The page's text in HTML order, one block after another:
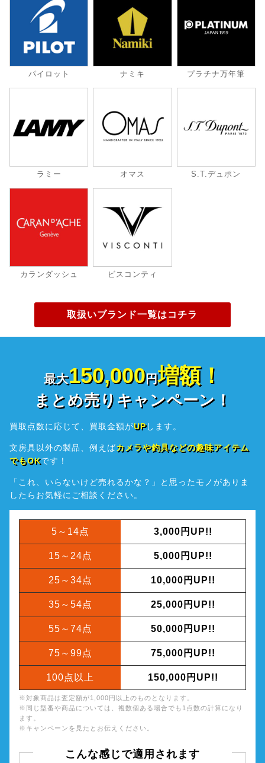
パイロット ナミキ プラチナ万年筆
ラミー オマス S.T.デュポン
カランダッシュ ビスコンティ
取扱いブランド一覧はコチラ
最大150,000円増額！
まとめ売りキャンペーン！
買取点数に応じて、買取金額がUPします。
文房具以外の製品、例えばカメラや釣具などの趣味アイテム
でもOKです！
「これ、いらないけど売れるかな？」と思ったモノがありま
したら お気軽にご相談ください。
5～14点 3,000円UP!!
15～24点 5,000円UP!!
25～34点 10,000円UP!!
35～54点 25,000円UP!!
55～74点 50,000円UP!!
75～99点 75,000円UP!!
100点以上 150,000円UP!!
※対象商品は査定額が1,000円以上のものとなります。
※同じ型番や商品については、複数個ある場合でも1点数の計算になり
ます。
※キャンペーンを見たとお伝えください。
こんな感じで適用されます